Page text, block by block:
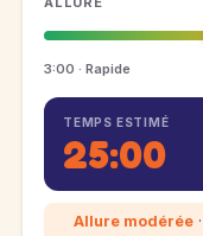
3:00 · Rapide
TEMPS ESTIMÉ
25:00
Allure modérée